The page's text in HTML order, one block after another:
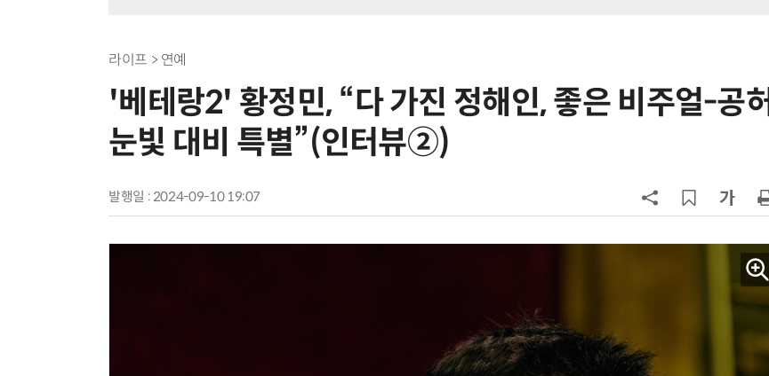
라이프 > 연예
'베테랑2' 황정민, “다 가진 정해인, 좋은 비주얼-공허
눈빛 대비 특별”(인터뷰②)
발행일 : 2024-09-10 19:07
양자컴퓨팅 비즈니스·기술 입문 1-Day 워크샵 - 큐비트·양자 알고리듬·Qiskit 실습으로 이해하는 차세대 업무 자동화 위한 AI ‘세컨드 브레인’ 만들기 1-day 워크숍 - LLM Wiki 기반 정리·리서치·보고 자동화